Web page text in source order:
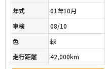
年式
01年10月
車検
08/10
色
緑
走行距離
42,000km